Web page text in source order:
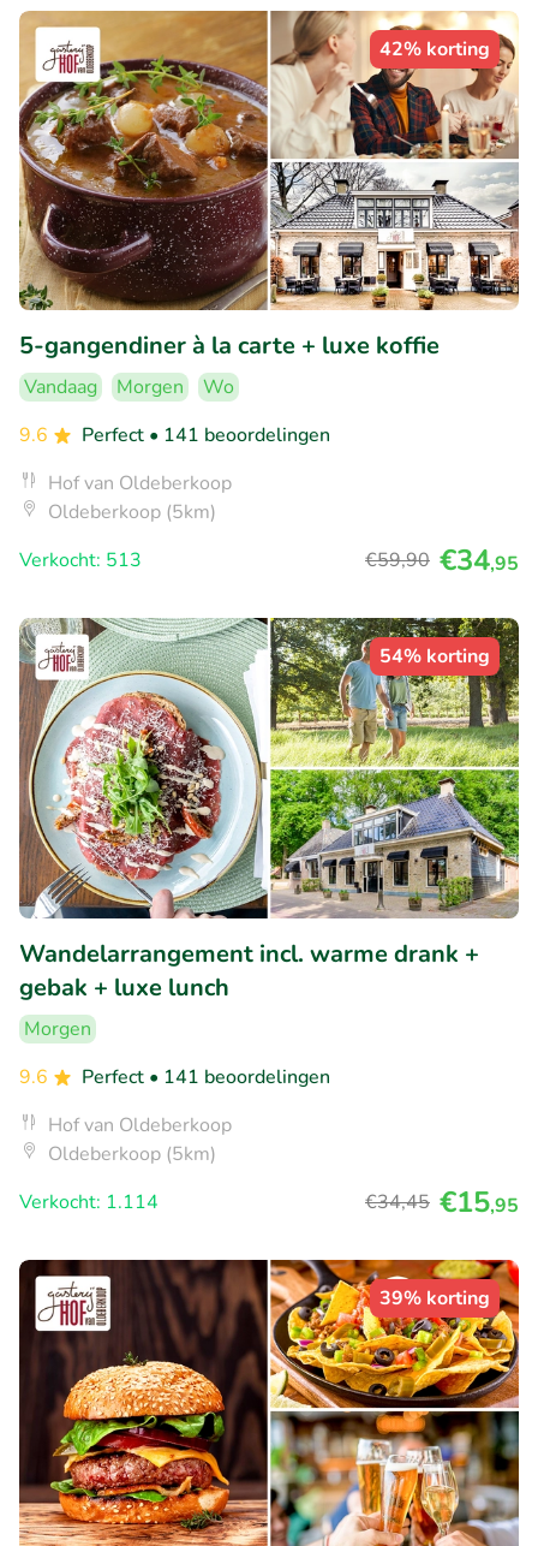
42% korting
5-gangendiner à la carte + luxe koffie
Vandaag Morgen
Wo
9.6
Perfect • 141 beoordelingen
Hof van Oldeberkoop
Oldeberkoop (5km)
Verkocht: 513
€59,90 €34,95
54% korting
Wandelarrangement incl. warme drank +
gebak + luxe lunch
Morgen
9.6
Perfect • 141 beoordelingen
Hof van Oldeberkoop
Oldeberkoop (5km)
Verkocht: 1.114
€34,45 €15,95
39% korting